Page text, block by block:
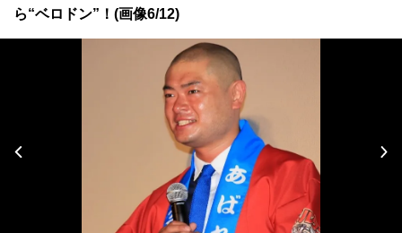
ら“ベロドン”！(画像6/12)